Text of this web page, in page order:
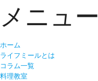
メニュー
ホーム
ライフミールとは
コラム一覧
料理教室